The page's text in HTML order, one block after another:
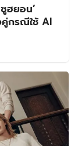
ฮยอน’
คู่กรณีใช้ AI